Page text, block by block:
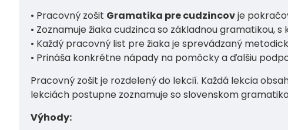
• Pracovný zošit Gramatika pre cudzincovje
• Zoznamuje žiaka cudzinca so základnou gramatikou,
• Každý pracovný list pre žiaka je sprevádzaný
• Prináša konkrétne nápady na pomôcky a ďalšiu
Pracovný zošit je rozdelený do lekcií. Každá lekcia
lekciách postupne zoznamuje so slovenskom
Výhody: